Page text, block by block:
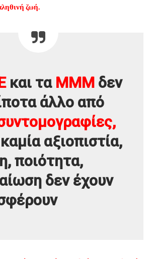
ζωή.
και ταΜΜΜ δεν
άλλο από
αξιοπιστία,
ποιότητα,
δεν έχουν